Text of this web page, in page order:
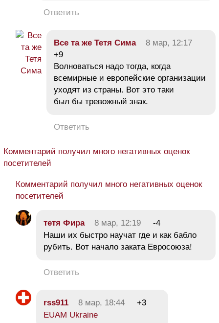
Ответить
Все та же Тетя Сима
8 мар, 12:17
+9
Волноваться надо тогда, когда
всемирные и европейские организации
уходят из страны. Вот это таки
был бы тревожный знак.
Ответить
Комментарий получил много негативных оценок
посетителей
Комментарий получил много негативных оценок
посетителей
тетя Фира 8 мар, 12:19
-4
Наши их быстро научат где и как бабло
рубить. Вот начало заката Евросоюза!
Ответить
rss911 8 мар, 18:44
+3
EUAM Ukraine